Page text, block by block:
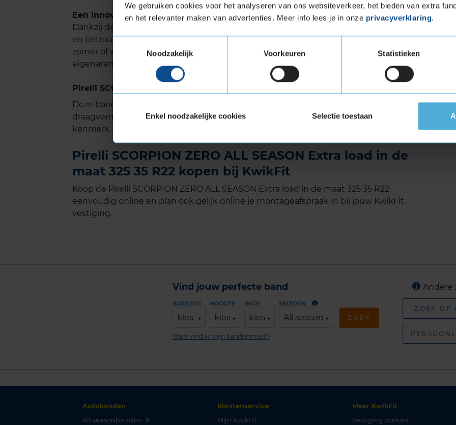
We gebruiken cookies voor het analyseren van ons websiteverkeer, het bieden van extra
en het relevanter maken van advertenties. Meer info lees je in onze privacyverklaring.
Noodzakelijk
Voorkeuren Statistieken
Enkel noodzakelijke cookies Selectie toestaan
Een innovatieve band, betrouwbaar in élk seizoen
Dankzij de unieke mix van technologieën biedt de Scorpion Zero All Season veiligheid
en betrouwbaarheid in elk weertype. De band levert niet in op prestaties, of het nu
zomer of winter is. De Pirelli Scorpion Zero All Season is dus de ideale keuze voor SUV-
eigenaren die op zoek zijn naar een betrouwbare all-season band.
Pirelli SCORPION ZERO ALL SEASON met Extra Load (verstevigde band)
Deze band is ook geschikt voor voertuigen die banden met een hoger
draagvermogen nodig hebben. Verstevigde banden zijn te herkennen aan het
kenmerk Extra Load.
Pirelli SCORPION ZERO ALL SEASON Extra load in de
maat 325 35 R22 kopen bij KwikFit
Koop de Pirelli SCORPION ZERO ALL SEASON Extra load in de maat 325 35 R22
eenvoudig online en plan ook gelijk online je montageafspraak in bij jouw KwikFit
vestiging.
Vind jouw perfecte band
BREEDTE
kies
HOOGTE
kies
INCH
kies
SEIZOEN
All season ZOEK
Waar vind ik mijn bandenmaat?
Andere
ZOEK OP
Autobanden
All-seasonbanden
Klantenservice
Mijn KwikFit
Meer KwikFit
Vestiging zoeken